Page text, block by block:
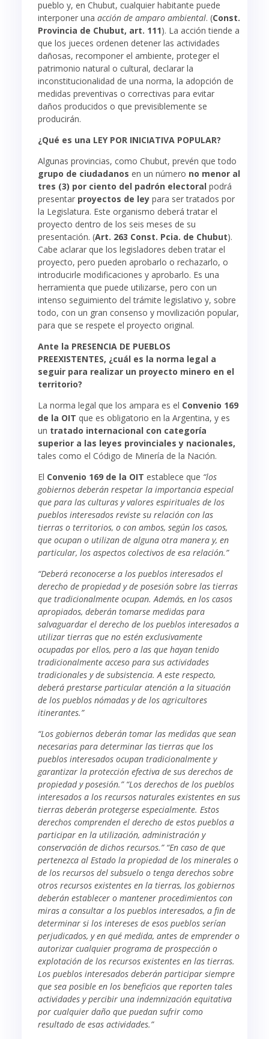
pueblo y, en Chubut, cualquier habitante puede
interponer una acción de amparo ambiental. (Const.
Provincia de Chubut, art. 111). La acción tiende a
que los jueces ordenen detener las actividades
dañosas, recomponer el ambiente, proteger el
patrimonio natural o cultural, declarar la
inconstitucionalidad de una norma, la adopción de
medidas preventivas o correctivas para evitar
daños producidos o que previsiblemente se
producirán.
¿Qué es una LEY POR INICIATIVA POPULAR?
Algunas provincias, como Chubut, prevén que todo
grupo de ciudadanos en un número no menor al
tres (3) por ciento del padrón electoral podrá
presentar proyectos de ley para ser tratados por
la Legislatura. Este organismo deberá tratar el
proyecto dentro de los seis meses de su
presentación. (Art. 263 Const. Pcia. de Chubut).
Cabe aclarar que los legisladores deben tratar el
proyecto, pero pueden aprobarlo o rechazarlo, o
introducirle modificaciones y aprobarlo. Es una
herramienta que puede utilizarse, pero con un
intenso seguimiento del trámite legislativo y, sobre
todo, con un gran consenso y movilización popular,
para que se respete el proyecto original.
Ante la PRESENCIA DE PUEBLOS
PREEXISTENTES, ¿cuál es la norma legal a
seguir para realizar un proyecto minero en el
territorio?
La norma legal que los ampara es el Convenio 169
de la OIT que es obligatorio en la Argentina, y es
un tratado internacional con categoría
superior a las leyes provinciales y nacionales,
tales como el Código de Minería de la Nación.
El Convenio 169 de la OIT establece que “los
gobiernos deberán respetar la importancia especial
que para las culturas y valores espirituales de los
pueblos interesados reviste su relación con las
tierras o territorios, o con ambos, según los casos,
que ocupan o utilizan de alguna otra manera y, en
particular, los aspectos colectivos de esa relación.”
“Deberá reconocerse a los pueblos interesados el
derecho de propiedad y de posesión sobre las tierras
que tradicionalmente ocupan. Además, en los casos
apropiados, deberán tomarse medidas para
salvaguardar el derecho de los pueblos interesados a
utilizar tierras que no estén exclusivamente
ocupadas por ellos, pero a las que hayan tenido
tradicionalmente acceso para sus actividades
tradicionales y de subsistencia. A este respecto,
deberá prestarse particular atención a la situación
de los pueblos nómadas y de los agricultores
itinerantes.”
“Los gobiernos deberán tomar las medidas que sean
necesarias para determinar las tierras que los
pueblos interesados ocupan tradicionalmente y
garantizar la protección efectiva de sus derechos de
propiedad y posesión.” “Los derechos de los pueblos
interesados a los recursos naturales existentes en sus
tierras deberán protegerse especialmente. Estos
derechos comprenden el derecho de estos pueblos a
participar en la utilización, administración y
conservación de dichos recursos.” “En caso de que
pertenezca al Estado la propiedad de los minerales o
de los recursos del subsuelo o tenga derechos sobre
otros recursos existentes en la tierras, los gobiernos
deberán establecer o mantener procedimientos con
miras a consultar a los pueblos interesados, a fin de
determinar si los intereses de esos pueblos serían
perjudicados, y en qué medida, antes de emprender o
autorizar cualquier programa de prospección o
explotación de los recursos existentes en las tierras.
Los pueblos interesados deberán participar siempre
que sea posible en los beneficios que reporten tales
actividades y percibir una indemnización equitativa
por cualquier daño que puedan sufrir como
resultado de esas actividades.”